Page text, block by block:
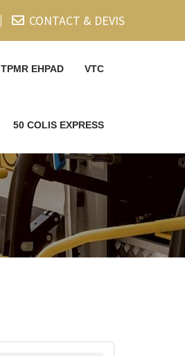
CONTACT & DEVIS
TPMR EHPAD VTC
50 COLIS EXPRESS